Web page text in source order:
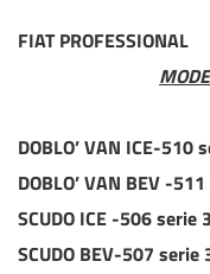
FIAT PROFESSIONAL
DOBLO’ VAN ICE-510
DOBLO’ VAN BEV -
SCUDO ICE -506 serie 3
SCUDO BEV-507 serie